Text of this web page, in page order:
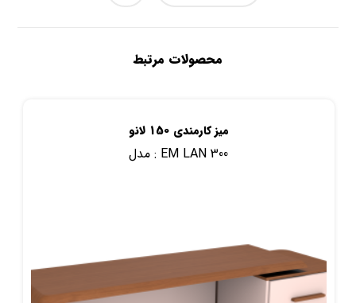
محصولات مرتبط
میز کارمندی 150 لانو
مدل : EM LAN 300